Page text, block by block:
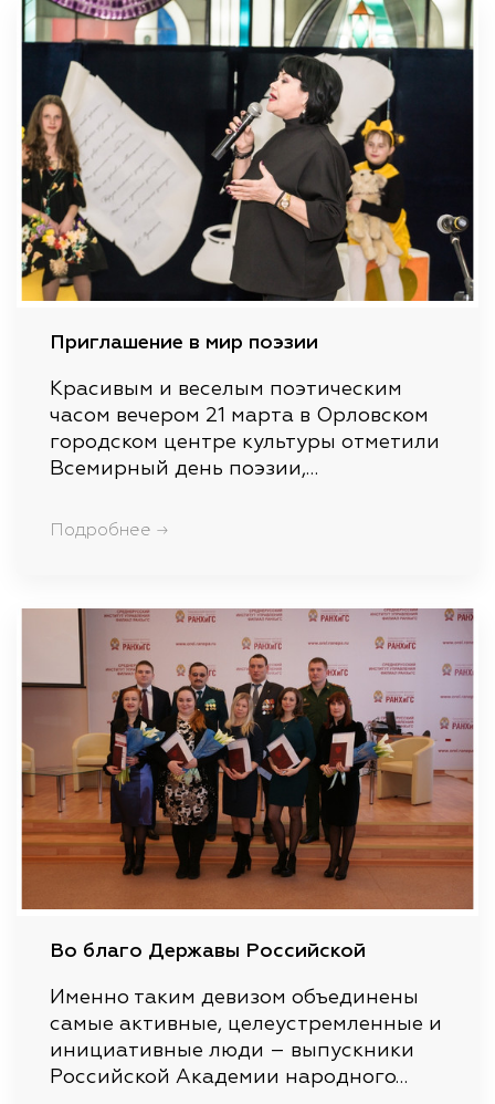
Приглашение в мир поэзии
Красивым и веселым поэтическим
часом вечером 21 марта в Орловском
городском центре культуры отметили
Всемирный день поэзии,…
Подробнее →
Во благо Державы Российской
Именно таким девизом объединены
самые активные, целеустремленные и
инициативные люди – выпускники
Российской Академии народного…